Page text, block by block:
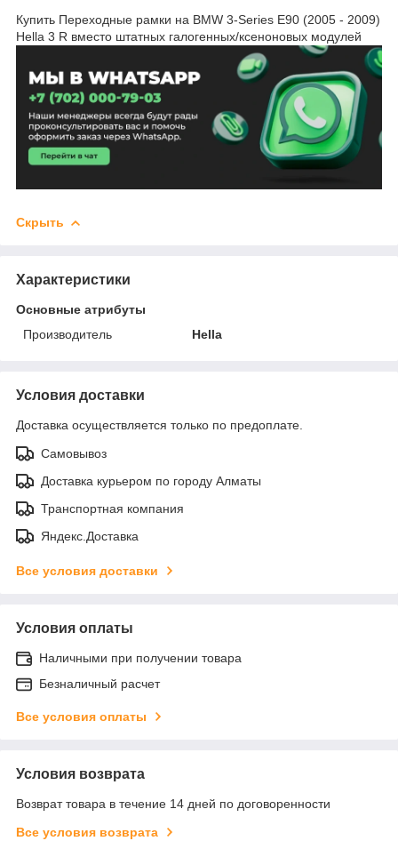
Купить Переходные рамки на BMW 3-Series Е90 (2005 - 2009)
Hella 3 R вместо штатных галогенных/ксеноновых модулей
Скрыть
Характеристики
Основные атрибуты
Производитель
Hella
Условия доставки
Доставка осуществляется только по предоплате.
Самовывоз
Доставка курьером по городу Алматы
Транспортная компания
Яндекс.Доставка
Все условия доставки
Условия оплаты
Наличными при получении товара
Безналичный расчет
Все условия оплаты
Условия возврата
Возврат товара в течение 14 дней по договоренности
Все условия возврата